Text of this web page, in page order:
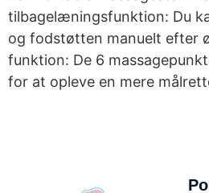
tilbagelæningsfunktion: Du
og fodstøtten manuelt efter
funktion: De 6
for at opleve en mere